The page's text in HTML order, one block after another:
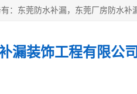
漏装饰工程有限公司